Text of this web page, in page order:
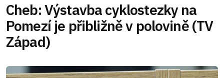
Cheb: Výstavba cyklostezky na
Pomezí je přibližně v polovině (TV
Západ)